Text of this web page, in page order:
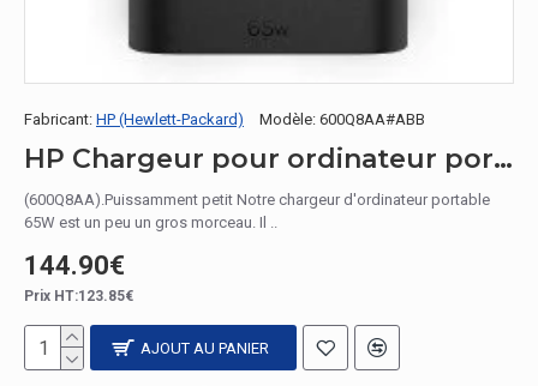
Fabricant: HP (Hewlett-Packard) Modèle: 600Q8AA#ABB
HP Chargeur pour ordinateur portable 65 W GaN USB-C
(600Q8AA).Puissamment petit Notre chargeur d'ordinateur portable
65W est un peu un gros morceau. Il ..
144.90€
Prix HT:123.85€
AJOUT AU PANIER